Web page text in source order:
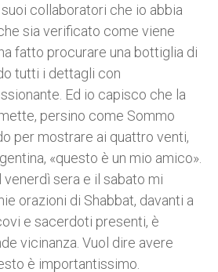
collaboratori che io abbia
sia verificato come viene
fatto procurare una bottiglia di
tutti i dettagli con
Ed io capisco che la
persino come Sommo
per mostrare ai quattro venti,
«questo è un mio amico».
sera e il sabato mi
orazioni di Shabbat, davanti a
e sacerdoti presenti, è
vicinanza. Vuol dire avere
è importantissimo.